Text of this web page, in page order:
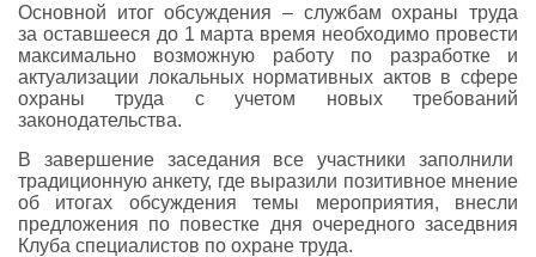
Основной итог обсуждения – службам охраны труда
за оставшееся до 1 марта время необходимо провести
максимально возможную работу по разработке и
актуализации локальных нормативных актов в сфере
охранытруда с учетом новых требований
законодательства.
В завершение заседания все участники заполнили
традиционную анкету, где выразили позитивное мнение
об итогах обсуждения темы мероприятия, внесли
предложения по повестке дня очередного заседвния
Клуба специалистов по охране труда.